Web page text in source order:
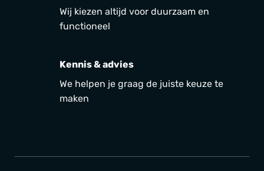
Wij kiezen altijd voor duurzaam en
functioneel
Kennis & advies
We helpen je graag de juiste keuze te
maken